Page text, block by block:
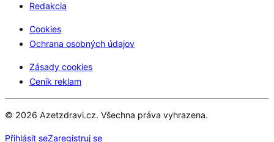
Redakcia
Cookies
Ochrana osobných údajov
Zásady cookies
Ceník reklam
© 2026 Azetzdravi.cz. Všechna práva vyhrazena.
Přihlásit seZaregistruj se